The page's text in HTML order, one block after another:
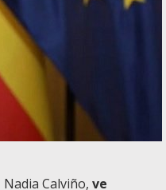
Calviño, ve